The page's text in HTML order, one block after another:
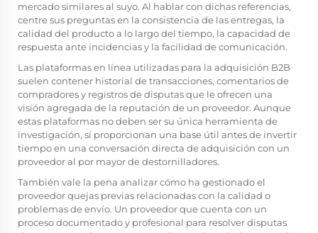
mercado similares al suyo. Al hablar con dichas referencias,
centre sus preguntas en la consistencia de las entregas, la
calidad del producto a lo largo del tiempo, la capacidad de
respuesta ante incidencias y la facilidad de comunicación.
Las plataformas en línea utilizadas para la adquisición B2B
suelen contener historial de transacciones, comentarios de
compradores y registros de disputas que le ofrecen una
visión agregada de la reputación de un proveedor. Aunque
estas plataformas no deben ser su única herramienta de
investigación, sí proporcionan una base útil antes de invertir
tiempo en una conversación directa de adquisición con un
proveedor al por mayor de destornilladores.
También vale la pena analizar cómo ha gestionado el
proveedor quejas previas relacionadas con la calidad o
problemas de envío. Un proveedor que cuenta con un
proceso documentado y profesional para resolver disputas